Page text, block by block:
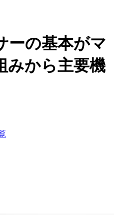
ーの基本がマ
みから主要機